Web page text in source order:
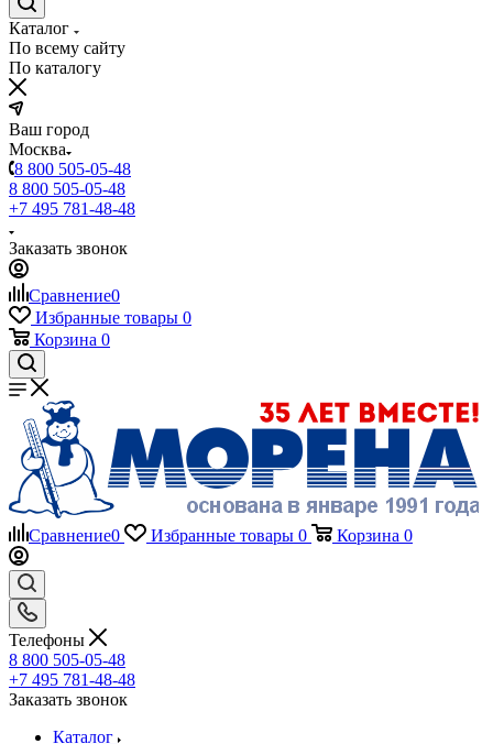
Каталог
По всему сайту
По каталогу
Ваш город
Москва
8 800 505-05-48
8 800 505-05-48
+7 495 781-48-48
Заказать звонок
Сравнение0
Избранные товары 0
Корзина 0
Сравнение0 Избранные товары 0 Корзина 0
Телефоны
8 800 505-05-48
+7 495 781-48-48
Заказать звонок
Каталог